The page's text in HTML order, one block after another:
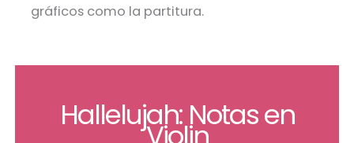
gráficos como la partitura.
Hallelujah: Notas en